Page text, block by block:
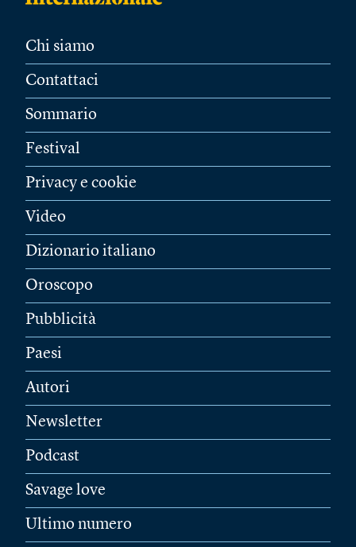
Chi siamo
Contattaci
Sommario
Festival
Privacy e cookie
Video
Dizionario italiano
Oroscopo
Pubblicità
Paesi
Autori
Newsletter
Podcast
Savage love
Ultimo numero